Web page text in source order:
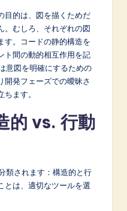
目的は、図を描くためだ
。むしろ、それぞれの図
す。コードの静的構造を
ト間の動的相互作用を記
意図を明確にするための
開発フェーズでの曖昧さ
ます。
的 vs. 行動
類されます：構造的と行
とは、適切なツールを選